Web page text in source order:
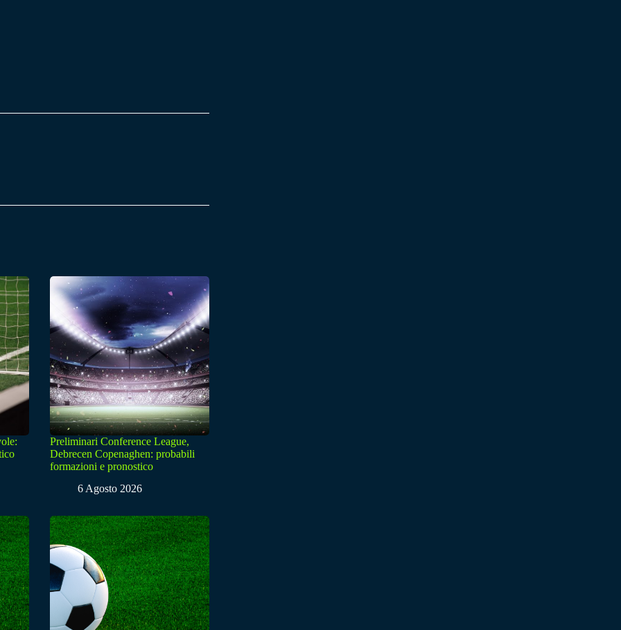
Preliminari Conference League,
Debrecen Copenaghen: probabili
formazioni e pronostico
6 Agosto 2026